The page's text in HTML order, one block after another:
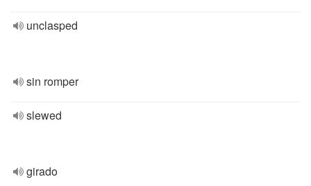
unclasped
sin romper
slewed
girado